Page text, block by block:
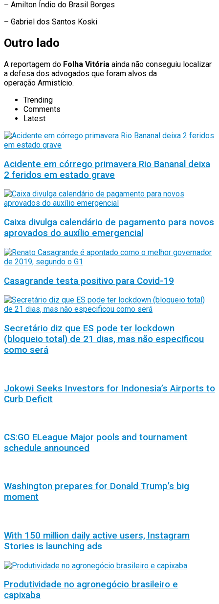
– Amilton Índio do Brasil Borges
– Gabriel dos Santos Koski
Outro lado
A reportagem do Folha Vitória ainda não conseguiu localizar
a defesa dos advogados que foram alvos da
operação Armistício.
Trending
Comments
Latest
Acidente em córrego primavera Rio Bananal deixa
2 feridos em estado grave
Caixa divulga calendário de pagamento para novos
aprovados do auxílio emergencial
Casagrande testa positivo para Covid-19
Secretário diz que ES pode ter lockdown
(bloqueio total) de 21 dias, mas não especificou
como será
Jokowi Seeks Investors for Indonesia’s Airports to
Curb Deficit
CS:GO ELeague Major pools and tournament
schedule announced
Washington prepares for Donald Trump’s big
moment
With 150 million daily active users, Instagram
Stories is launching ads
Produtividade no agronegócio brasileiro e
capixaba